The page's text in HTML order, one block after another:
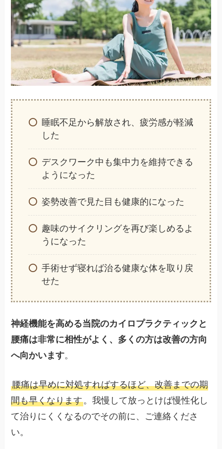
睡眠不足から解放され、疲労感が軽減
した
デスクワーク中も集中力を維持できる
ようになった
姿勢改善で見た目も健康的になった
趣味のサイクリングを再び楽しめるよ
うになった
手術せず寝れば治る健康な体を取り戻
せた
神経機能を高める当院のカイロプラクティックと
腰痛は非常に相性がよく、多くの方は改善の方向
へ向かいます。
腰痛は早めに対処すればするほど、改善までの期
間も早くなります。我慢して放っとけば慢性化し
て治りにくくなるのでその前に、ご連絡くださ
い。